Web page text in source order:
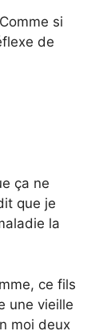
si
de
ça ne
que je
la
ce fils
une vieille
moi deux